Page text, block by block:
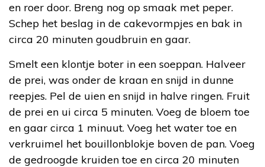
en roer door. Breng nog op smaak met peper.
Schep het beslag in de cakevormpjes en bak in
circa 20 minuten goudbruin en gaar.
Smelt een klontje boter in een soeppan. Halveer
de prei, was onder de kraan en snijd in dunne
reepjes. Pel de uien en snijd in halve ringen. Fruit
de prei en ui circa 5 minuten. Voeg de bloem toe
en gaar circa 1 minuut. Voeg het water toe en
verkruimel het bouillonblokje boven de pan. Voeg
de gedroogde kruiden toe en circa 20 minuten